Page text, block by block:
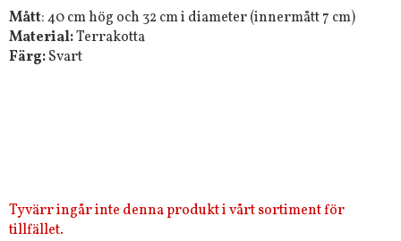
Mått: 40 cm hög och 32 cm i diameter (innermått 7 cm)
Material:Terrakotta
Färg:Svart
Tyvärr ingår inte denna produkt i vårt sortiment för
tillfället.